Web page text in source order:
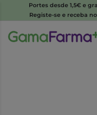
Portes desde 1,5€ e
Registe-se e receba